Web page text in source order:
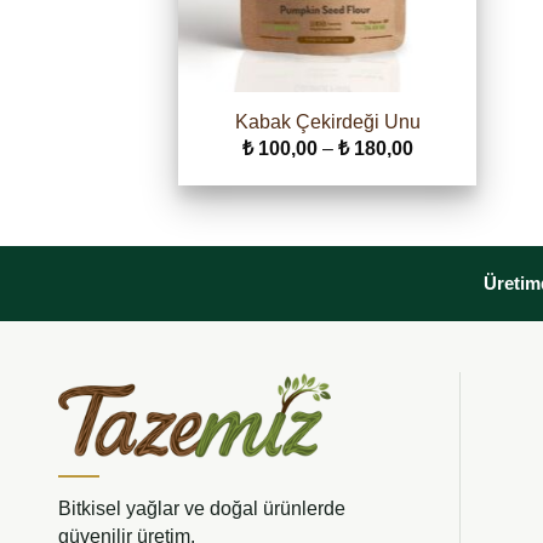
Kabak Çekirdeği Unu
₺100,00 – ₺180,00Fiyat
₺ 100,00
-
Bitkisel yağlar ve doğal ürünlerde
güvenilir üretim.